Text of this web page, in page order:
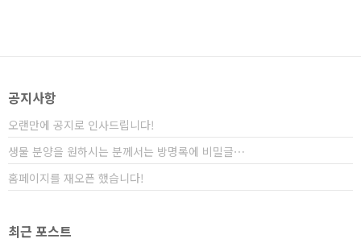
공지사항
오랜만에 공지로 인사드립니다!
생물 분양을 원하시는 분께서는 방명록에 비밀글⋯
홈페이지를 재오픈 했습니다!
최근 포스트